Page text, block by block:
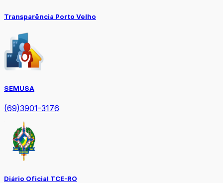
Transparência Porto Velho
SEMUSA
(69)3901-3176
Diário Oficial TCE-RO